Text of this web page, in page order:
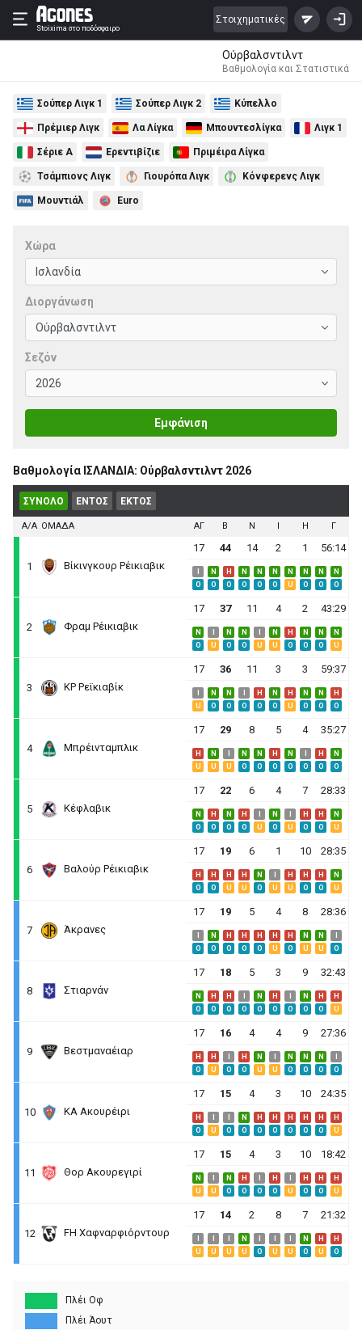
Stoixima στο ποδόσφαιρο
Στοιχηματικές
Ούρβαλσντιλντ
Βαθμολογία και Στατιστικά
Σούπερ Λιγκ 1 Σούπερ Λιγκ 2 Κύπελλο
Πρέμιερ Λιγκ Λα Λίγκα Μπουντεσλίγκα Λιγκ 1
Σέριε Α Ερεντιβίζιε Πριμέιρα Λίγκα
Τσάμπιονς Λιγκ Γιουρόπα Λιγκ Κόνφερενς Λιγκ
Μουντιάλ Euro
Χώρα
Διοργάνωση
Σεζόν
Εμφάνιση
Βαθμολογία ΙΣΛΑΝΔΙΑ: Ούρβαλσντιλντ 2026
ΣΥΝΟΛΟ ΕΝΤΟΣ ΕΚΤΟΣ
Α/Α ΟΜΑΔΑ ΑΓ B N I H Γ
1 Βίκινγκουρ Ρέικιαβικ
17 44 14 2 1 56:14
N H N N N N N N
N
O
O O O O O U O O O
2 Φραμ Ρέικιαβικ
17 37 11 4 2 43:29
N N N N H N N
N
O
U O O U U O O O U
3 ΚΡ Ρεϊκιαβίκ
17 36 11 3 3 59:37
N N H N H N N
H
U
O O O O O U O O O
4 Μπρέινταμπλικ
17 29 8 5 4 35:27
H N N N H N H
N
U
U U O O O O O O O
5 Κέφλαβικ
17 22 6 4 7 28:33
N H N H N H H
N
O
O O O U O U O O U
6 Βαλούρ Ρέικιαβικ
17 19 6 1 10 28:35
H H H H N H H H
N
O
O U U O U U O O U
7 Άκρανες
17 19 5 4 8 28:36
N H H H H H N N
O
O O O O U O U U O
8 Στιαρνάν
17 18 5 3 9 32:43
N H H N H N H
H
O
O O O O O O O O U
9 Βεστμαναέιαρ
17 16 4 4 9 27:36
H H H N N N N
O
U O O U U O O O O
10 ΚΑ Ακουρέιρι
17 15 4 3 10 24:35
H N H H H H H
H
O
U O O O O O O O U
11 Θορ Ακουρεγιρί
17 15 4 3 10 18:42
N N H H H H
H
U
U O O O O U O O U
12 FH Χαφναρφιόρντουρ
17 14 2 8 7 21:32
N N H
H
U
U U U O U U O U O
Πλέι Οφ
Πλέι Άουτ